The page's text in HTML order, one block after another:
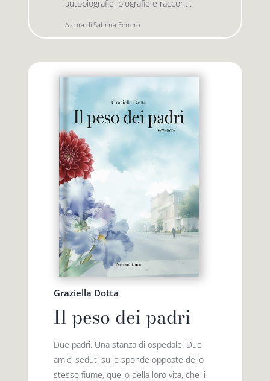
le onde
i fuori collana
Premio letterario Giallovalle
il tuo carrello
autobiografie, biografie e racconti.
A cura di Sabrina Ferrero
Graziella Dotta
Il peso dei padri
Due padri. Una stanza di ospedale. Due
amici seduti sulle sponde opposte dello
stesso fiume, quello della loro vita, che li